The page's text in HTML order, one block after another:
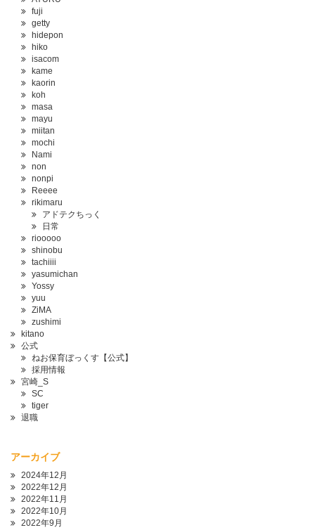
fuji
getty
hidepon
hiko
isacom
kame
kaorin
koh
masa
mayu
miitan
mochi
Nami
non
nonpi
Reeee
rikimaru
アドテクちっく
日常
riooooo
shinobu
tachiiii
yasumichan
Yossy
yuu
ZiMA
zushimi
kitano
公式
ねお保育ぼっくす【公式】
採用情報
宮崎_S
SC
tiger
退職
アーカイブ
2024年12月
2022年12月
2022年11月
2022年10月
2022年9月